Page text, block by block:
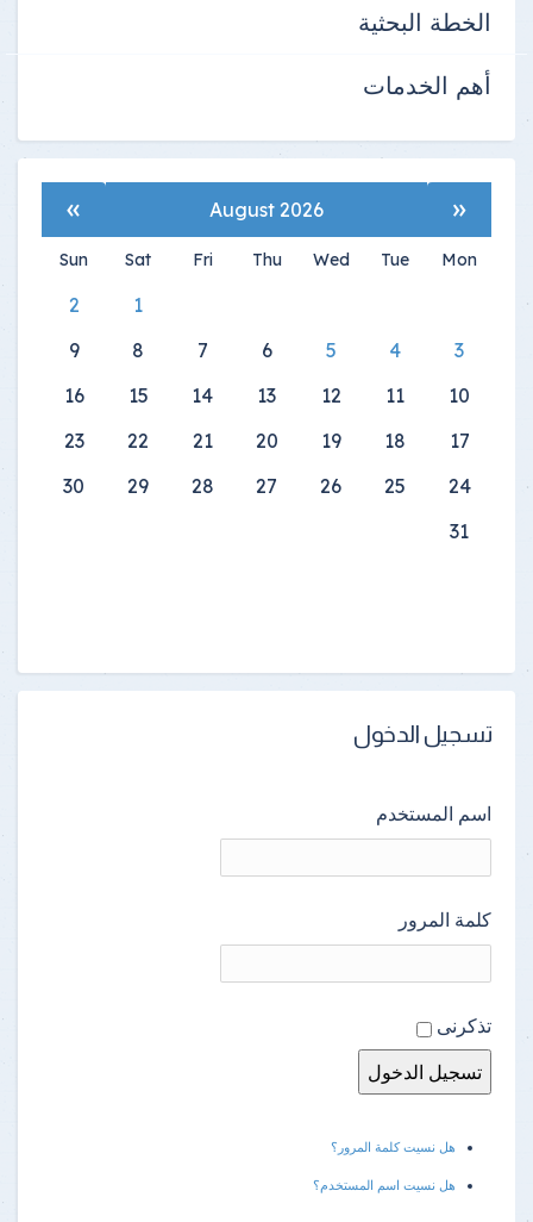
الخطة البحثية
أهم الخدمات
«
August 2026
»
Mon
Tue
Wed
Thu
Fri
Sat
Sun
1
2
3
4
5
6
7
8
9
10
11
12
13
14
15
16
17
18
19
20
21
22
23
24
25
26
27
28
29
30
31
تسجيل الدخول
اسم المستخدم
كلمة المرور
تذكرنى
هل نسيت كلمة المرور؟
هل نسيت اسم المستخدم؟